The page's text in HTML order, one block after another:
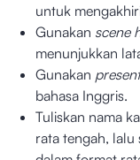
untuk
Gunakan scene
menunjukkan
Gunakan
bahasa Inggris.
Tuliskan nama
rata tengah, lalu